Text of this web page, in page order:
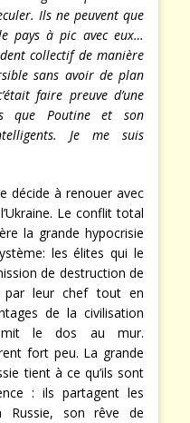
Ils ne peuvent que
pays à pic avec eux…
collectif de manière
sans avoir de plan
faire preuve d’une
que Poutine et son
Je me suis
décide à renouer avec
Le conflit total
la grande hypocrisie
les élites qui le
de destruction de
par leur chef tout en
de la civilisation
mit le dos au mur.
fort peu. La grande
tient à ce qu’ils sont
: ils partagent les
Russie, son rêve de